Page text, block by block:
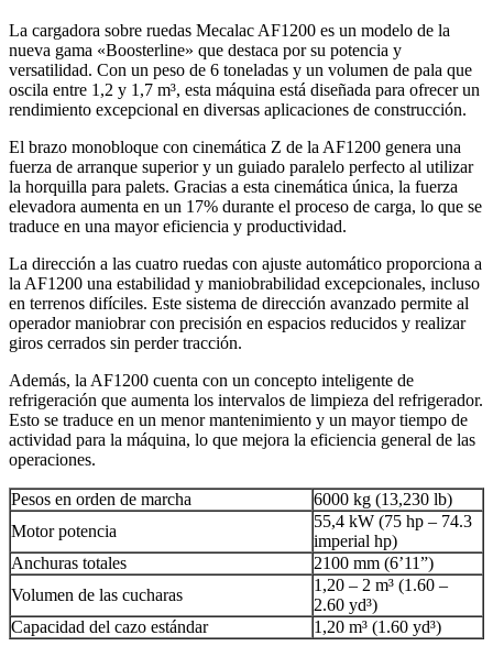
La cargadora sobre ruedas Mecalac AF1200 es un modelo de la
nueva gama «Boosterline» que destaca por su potencia y
versatilidad. Con un peso de 6 toneladas y un volumen de pala que
oscila entre 1,2 y 1,7 m³, esta máquina está diseñada para ofrecer un
rendimiento excepcional en diversas aplicaciones de construcción.
El brazo monobloque con cinemática Z de la AF1200 genera una
fuerza de arranque superior y un guiado paralelo perfecto al utilizar
la horquilla para palets. Gracias a esta cinemática única, la fuerza
elevadora aumenta en un 17% durante el proceso de carga, lo que se
traduce en una mayor eficiencia y productividad.
La dirección a las cuatro ruedas con ajuste automático proporciona a
la AF1200 una estabilidad y maniobrabilidad excepcionales, incluso
en terrenos difíciles. Este sistema de dirección avanzado permite al
operador maniobrar con precisión en espacios reducidos y realizar
giros cerrados sin perder tracción.
Además, la AF1200 cuenta con un concepto inteligente de
refrigeración que aumenta los intervalos de limpieza del refrigerador.
Esto se traduce en un menor mantenimiento y un mayor tiempo de
actividad para la máquina, lo que mejora la eficiencia general de las
operaciones.
Pesos en orden de marcha
6000 kg (13,230 lb)
Motor potencia
55,4 kW (75 hp – 74.3
imperial hp)
Anchuras totales
2100 mm (6’11”)
Volumen de las cucharas
1,20 – 2 m³ (1.60 –
2.60 yd³)
Capacidad del cazo estándar
1,20 m³ (1.60 yd³)